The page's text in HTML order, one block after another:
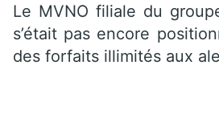
Le MVNO filiale du
s’était pas encore
des forfaits illimités aux